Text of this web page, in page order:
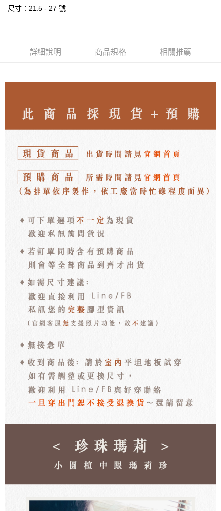
悠遊付
運送方式
每筆NT$80，滿NT$3,000(含以上)免運費
每筆NT$80，滿NT$3,000(含以上)免運費
每筆NT$80，滿NT$3,000(含以上)免運費
每筆NT$100，滿NT$3,000(含以上)免運費
海外宅配 查看運費
尺寸：21.5 - 27 號
詳細說明 商品規格 相關推薦